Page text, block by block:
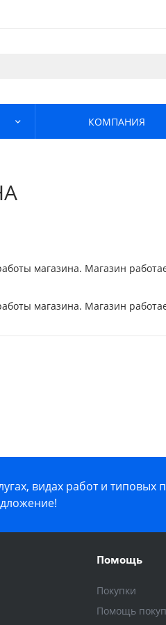
КОМПАНИЯ
магазина. Магазин
магазина. Магазин
видах работ и типовых
Помощь
Покупки
Помощь